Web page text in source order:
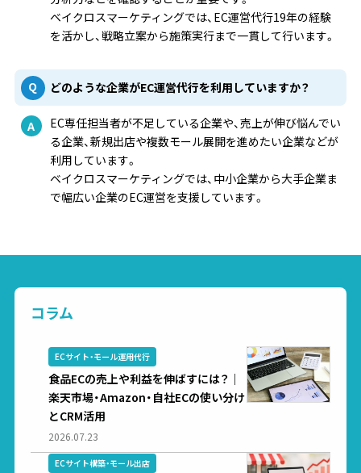
ベイクロスマーケティングでは、EC運営代行19年の経験
を活かし、戦略立案から施策実行まで一貫して行います。
どのような企業がEC運営代行を利用していますか？
EC専任担当者が不足している企業や、売上が伸び悩んでい
る企業、新規出店や複数モール展開を進めたい企業などが
利用しています。
ベイクロスマーケティングでは、中小企業から大手企業ま
で幅広い企業のEC運営を支援しています。
コラム
ECサイト・モール運用代行
食品ECの売上や利益を伸ばすには？｜
楽天市場・Amazon・自社ECの使い分け
とCRM活用
2026.07.23
ECサイト構築・モール出店